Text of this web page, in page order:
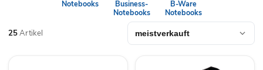
Notebooks
Business-
Notebooks
B-Ware
Notebooks
25Artikel